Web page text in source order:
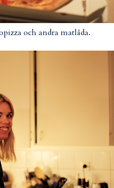
och andra matlåda.